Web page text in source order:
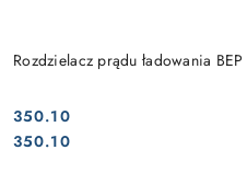
Rozdzielacz prądu ładowania
Cena:
350.10
Cena:
350.10